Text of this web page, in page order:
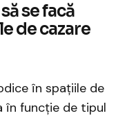
se facă
de cazare
în spațiile de
în funcție de tipul